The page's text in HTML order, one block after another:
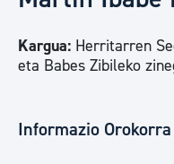
Kargua: Herritarren
eta Babes Zibileko
Informazio Orokorra